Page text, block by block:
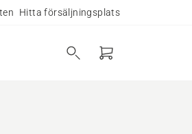
Hitta försäljningsplats